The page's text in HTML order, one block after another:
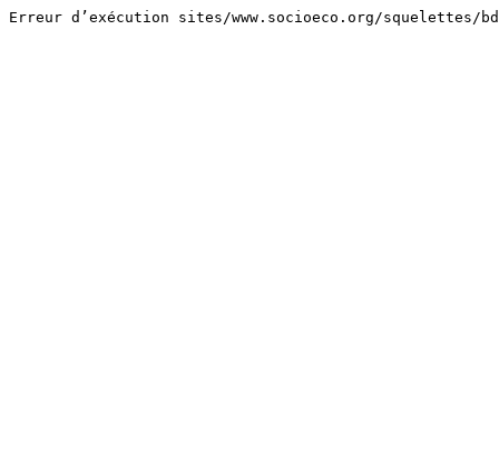
Erreur d’exécution sites/www.socioeco.org/squelettes/